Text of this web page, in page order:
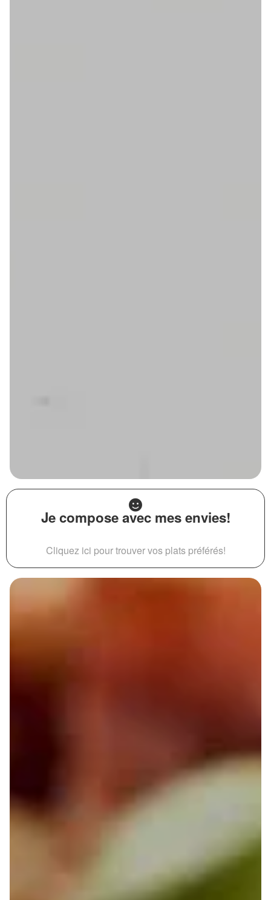
Je compose avec mes envies!
Cliquez ici pour trouver vos plats préférés!